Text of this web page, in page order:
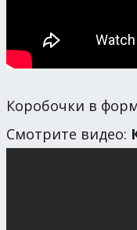
Коробочки в
Смотрите видео: